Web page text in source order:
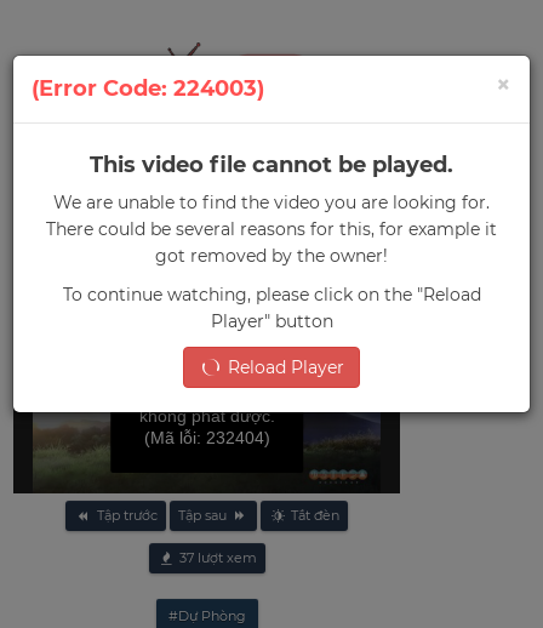
Menu
Thở Giữa Lưng Chừng Núi Phú Sĩ (Phần 2)
File video này
không phát được.
(Mã lỗi: 232404)
Tập trước Tập sau Tắt đèn
37lượt xem
#Dự Phòng
×
(Error Code: 224003)
This video file cannot be played.
We are unable to find the video you are looking for.
There could be several reasons for this, for example it
got removed by the owner!
To continue watching, please click on the "Reload
Player" button
Reload Player